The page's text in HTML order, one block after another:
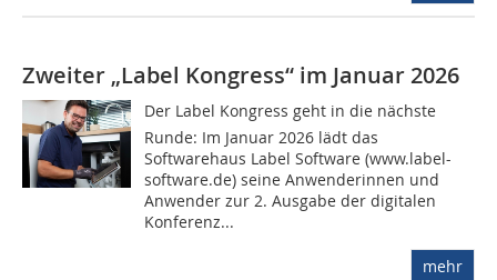
Zweiter „Label Kongress“ im Januar 2026
Der Label Kongress geht in die nächste
Runde: Im Januar 2026 lädt das
Softwarehaus Label Software (www.label-
software.de) seine Anwenderinnen und
Anwender zur 2. Ausgabe der digitalen
Konferenz...
mehr